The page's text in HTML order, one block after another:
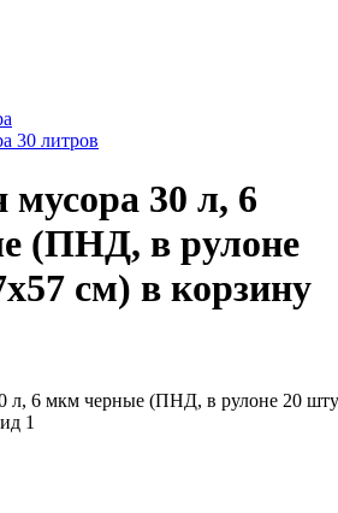
30 литров
30 л, 6
(ПНД, в рулоне
см) в корзину